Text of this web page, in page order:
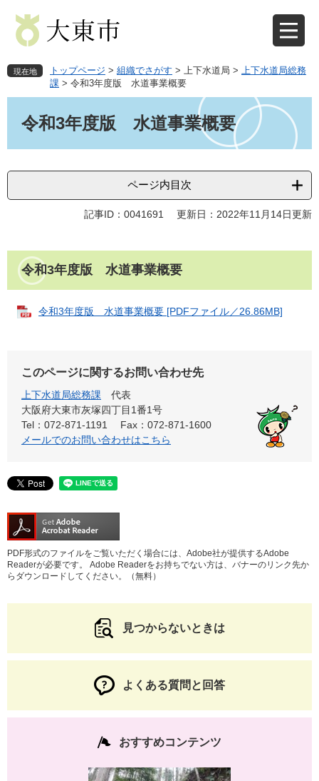
先
で
を
ば
へ
現在地 トップページ > 組織でさがす > 上下水道局 > 上下水道局総務
課 > 令和3年度版 水道事業概要
令和3年度版 水道事業概要
ページ内目次
記事ID：0041691 更新日：2022年11月14日更新
令和3年度版 水道事業概要
令和3年度版 水道事業概要 [PDFファイル／26.86MB]
このページに関するお問い合わせ先
上下水道局総務課
代表
大阪府大東市灰塚四丁目1番1号
Tel：072-871-1191
Fax：072-871-1600
メールでのお問い合わせはこちら
PDF形式のファイルをご覧いただく場合には、Adobe社が提供するAdobe
Readerが必要です。
Adobe Readerをお持ちでない方は、バナーのリンク先か
らダウンロードしてください。（無料）
見つからないときは
よくある質問と回答
おすすめコンテンツ